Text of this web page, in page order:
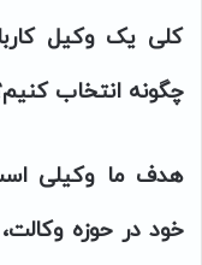
کلی یک وکیل
چگونه انتخاب
هدف ما وکیلی
خود در حوزه